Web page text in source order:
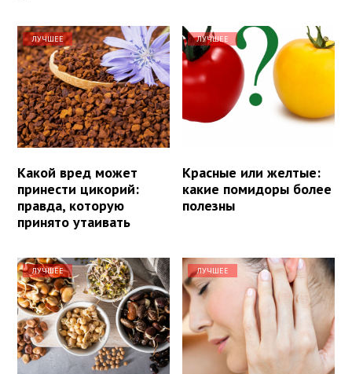
ЛУЧШЕЕ
Какой вред может
принести цикорий:
правда, которую
принято утаивать
ЛУЧШЕЕ
Красные или желтые:
какие помидоры более
полезны
ЛУЧШЕЕ ЛУЧШЕЕ